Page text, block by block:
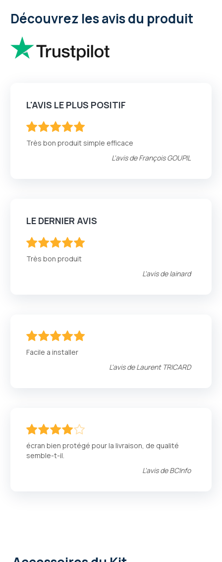
Découvrez les avis du produit
L'AVIS LE PLUS POSITIF
Très bon produit simple efficace
L'avis deFrançois GOUPIL
LE DERNIER AVIS
Très bon produit
L'avis delainard
Facile a installer
L'avis deLaurent TRICARD
écran bien protégé pour la livraison, de qualité
semble-t-il.
L'avis deBCInfo